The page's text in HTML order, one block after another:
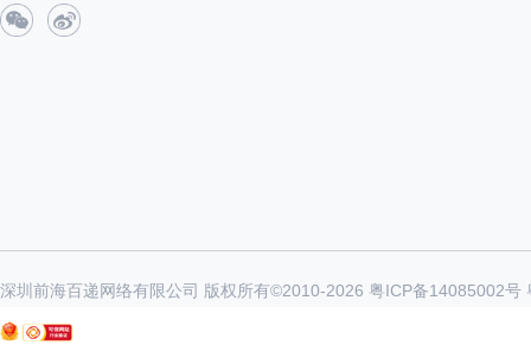
深圳前海百递网络有限公司 版权所有©2010-2026 粤ICP备14085002号